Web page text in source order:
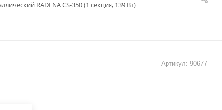
RADENA CS-350 (1 секция, 139 Вт)
Артикул: 90677